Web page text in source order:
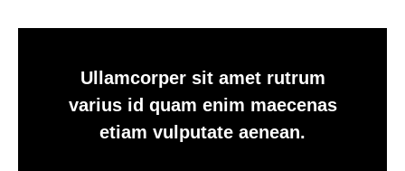
Ullamcorper sit amet rutrum
varius id quam enim maecenas
etiam vulputate aenean.